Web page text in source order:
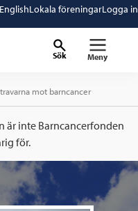
Lokala föreningarLogga in
Sök Meny
mot barncancer
är inte Barncancerfonden
för.